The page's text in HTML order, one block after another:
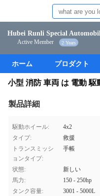
Hubei Runli Special
Active Member 2 Years
ホーム プロダクト
小型 消防 車両 は 電動 駆
製品詳細
駆動ホイール:
4x2
タイプ:
救援
トランスミッシ
ョンタイプ:
手帳
状態:
新しい
馬力:
150 - 250hp
タンク容量:
3001 - 5000L